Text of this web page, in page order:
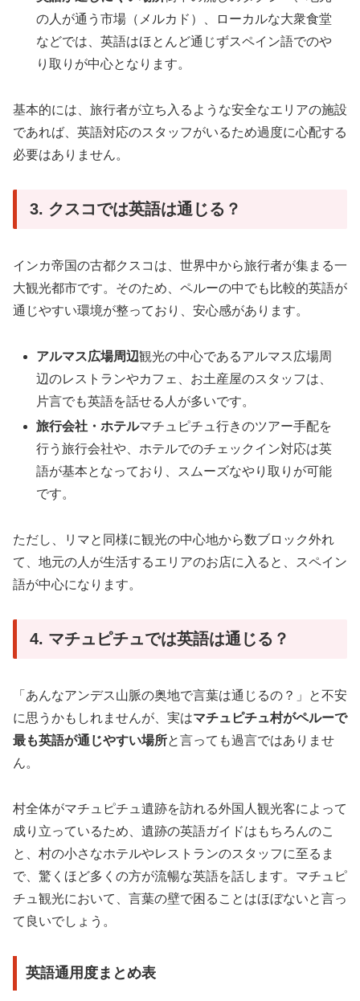
の人が通う市場（メルカド）、ローカルな大衆食堂
などでは、英語はほとんど通じずスペイン語でのや
り取りが中心となります。
基本的には、旅行者が立ち入るような安全なエリアの施設
であれば、英語対応のスタッフがいるため過度に心配する
必要はありません。
3. クスコでは英語は通じる？
インカ帝国の古都クスコは、世界中から旅行者が集まる一
大観光都市です。そのため、ペルーの中でも比較的英語が
通じやすい環境が整っており、安心感があります。
アルマス広場周辺観光の中心であるアルマス広場周
辺のレストランやカフェ、お土産屋のスタッフは、
片言でも英語を話せる人が多いです。
旅行会社・ホテルマチュピチュ行きのツアー手配を
行う旅行会社や、ホテルでのチェックイン対応は英
語が基本となっており、スムーズなやり取りが可能
です。
ただし、リマと同様に観光の中心地から数ブロック外れ
て、地元の人が生活するエリアのお店に入ると、スペイン
語が中心になります。
4. マチュピチュでは英語は通じる？
「あんなアンデス山脈の奥地で言葉は通じるの？」と不安
に思うかもしれませんが、実はマチュピチュ村がペルーで
最も英語が通じやすい場所と言っても過言ではありませ
ん。
村全体がマチュピチュ遺跡を訪れる外国人観光客によって
成り立っているため、遺跡の英語ガイドはもちろんのこ
と、村の小さなホテルやレストランのスタッフに至るま
で、驚くほど多くの方が流暢な英語を話します。マチュピ
チュ観光において、言葉の壁で困ることはほぼないと言っ
て良いでしょう。
英語通用度まとめ表